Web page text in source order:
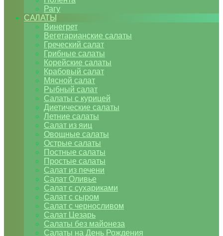
Рагу
САЛАТЫ
Винегрет
Вегетарианские салаты
Греческий салат
Грибные салаты
Корейские салаты
Крабовый салат
Мясной салат
Рыбный салат
Салаты с курицей
Диетические салаты
Летние салаты
Салат из яиц
Овощные салаты
Острые салаты
Постные салаты
Простые салаты
Салат из печени
Салат Оливье
Салат с сухариками
Салат с сыром
Салат с черносливом
Салат Цезарь
Салаты без майонеза
Салаты на День Рождения